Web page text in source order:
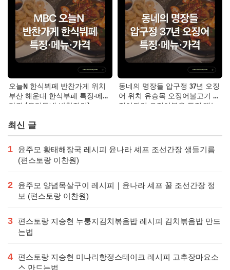
오늘N 한식뷔페 반찬가게 위치
부산 해운대 한식부페 특징·메뉴·
가격 (우리동네 반찬장인)
동네의 명장들 압구정 37년 오징
어 위치 유승목 오징어불고기 오
징어튀김 오징어볶음 특징·메뉴·
최신 글
1
윤주모 황태해장국 레시피 윤나라 셰프 조선간장 생들기름
(편스토랑 이찬원)
2
윤주모 양념목살구이 레시피｜윤나라 셰프 꿀 조선간장 정
보 (편스토랑 이찬원)
3
편스토랑 지승현 누룽지김치볶음밥 레시피 김치볶음밥 만드
는법
4
편스토랑 지승현 미나리항정스테이크 레시피 고추장마요소
스 만드는법